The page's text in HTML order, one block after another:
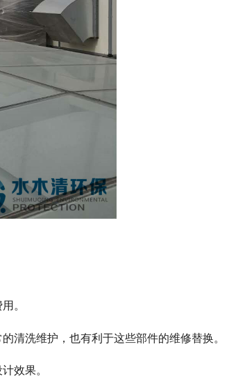
。
清洗维护，也有利于这些部件的维修替换。
效果。